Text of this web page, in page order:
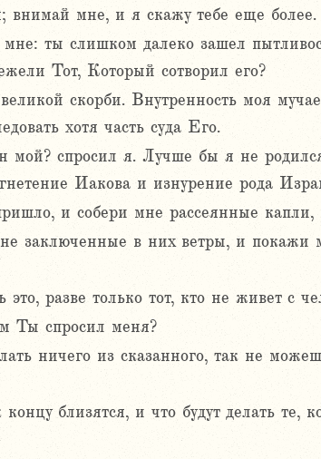
внимай мне, и я скажу тебе еще более.
ты слишком далеко зашел
Тот, Который сотворил его?
скорби. Внутренность моя
хотя часть суда Его.
спросил я. Лучше бы я не
Иакова и изнурение рода
и собери мне рассеянные
заключенные в них ветры, и покажи
разве только тот, кто не живет с
Ты спросил меня?
ничего из сказанного, так не
близятся, и что будут делать те,